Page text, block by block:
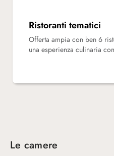
Attività sportive quali sci
Ristoranti tematici
Offerta ampia con ben 6
una esperienza culinaria
Le camere